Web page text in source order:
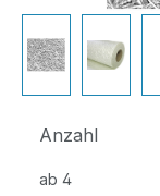
Anzahl
ab 4